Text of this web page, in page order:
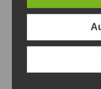
Spannende
erwarten die